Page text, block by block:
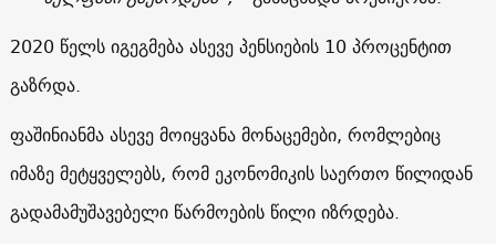
2020 წელს იგეგმება ასევე პენსიების 10 პროცენტით
გაზრდა.
ფაშინიანმა ასევე მოიყვანა მონაცემები, რომლებიც
იმაზე მეტყველებს, რომ ეკონომიკის საერთო წილიდან
გადამამუშავებელი წარმოების წილი იზრდება.